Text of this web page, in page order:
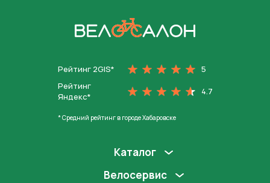
Рейтинг 2GIS*
5
Рейтинг
Яндекс*
4.7
* Средний рейтинг в городе Хабаровске
Каталог
Велосервис